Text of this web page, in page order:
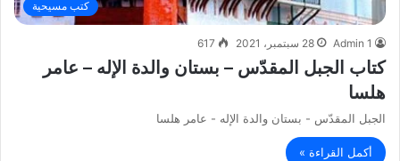
كتب مسيحية
Admin 1 28 سبتمبر، 2021 617
كتاب الجبل المقدّس – بستان والدة الإله – عامر
هلسا
الجبل المقدّس - بستان والدة الإله - عامر هلسا
أكمل القراءة »